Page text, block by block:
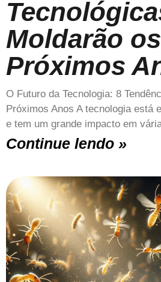
Moldarão os
Próximos
O Futuro da Tecnologia: 8
Próximos Anos A tecnologia está
e tem um grande impacto em
Continue lendo »